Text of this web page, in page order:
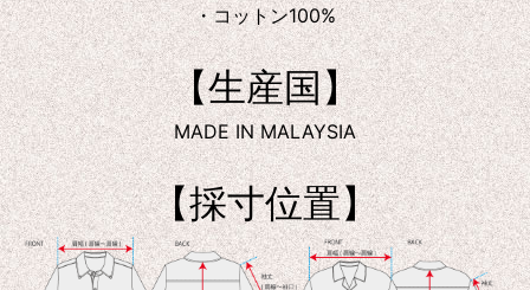
・コットン100%
【生産国】
MADE IN MALAYSIA
【採寸位置】